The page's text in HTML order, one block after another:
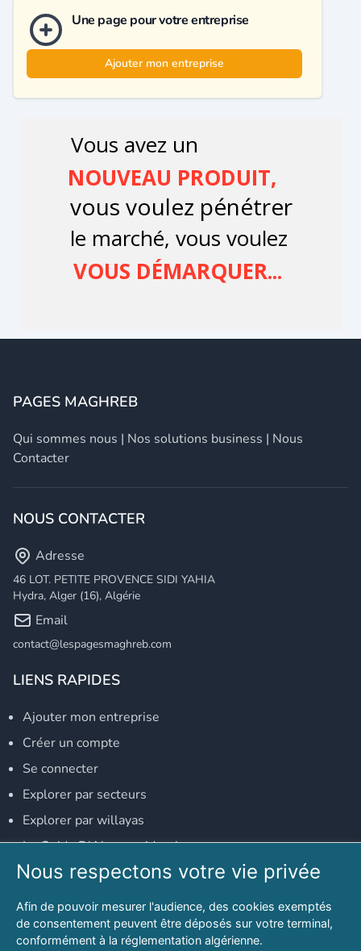
Une page pour votre entreprise
Ajouter mon entreprise
PAGES MAGHREB
Qui sommes nous | Nos solutions business | Nous
Contacter
NOUS CONTACTER
Adresse
46 LOT. PETITE PROVENCE SIDI YAHIA
Hydra, Alger (16), Algérie
Email
contact@lespagesmaghreb.com
LIENS RAPIDES
Ajouter mon entreprise
Créer un compte
Se connecter
Explorer par secteurs
Explorer par willayas
Le Guide D'Alger, guide-alger.com
NOS RÉSEAUX SOCIAUX
Notre page Facebook
Notre page LinkedIn
Nous respectons votre vie privée
Afin de pouvoir mesurer l'audience, des cookies exemptés
de consentement peuvent être déposés sur votre terminal,
conformément à la réglementation algérienne.